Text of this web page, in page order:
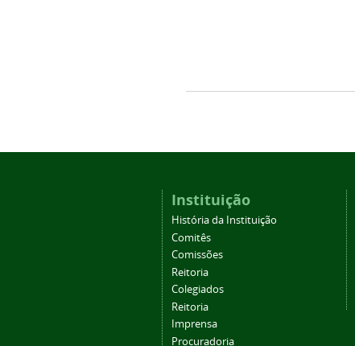
Instituição
História da Instituição
Comitês
Comissões
Reitoria
Colegiados
Reitoria
Imprensa
Procuradoria